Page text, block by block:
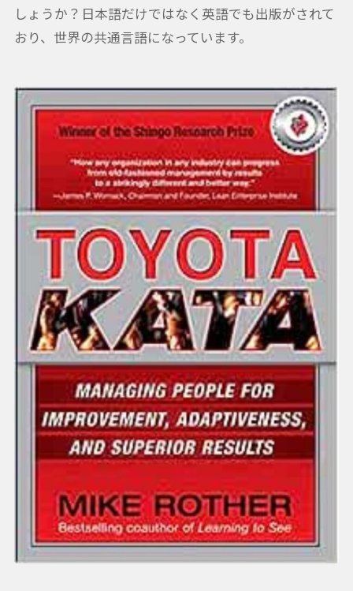
しょうか？日本語だけではなく英語でも出版がされて
おり、世界の共通言語になっています。